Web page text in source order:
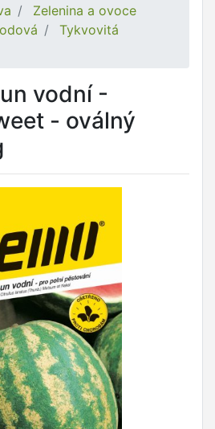
Zelenina a ovoce
Tykvovitá
vodní -
- oválný